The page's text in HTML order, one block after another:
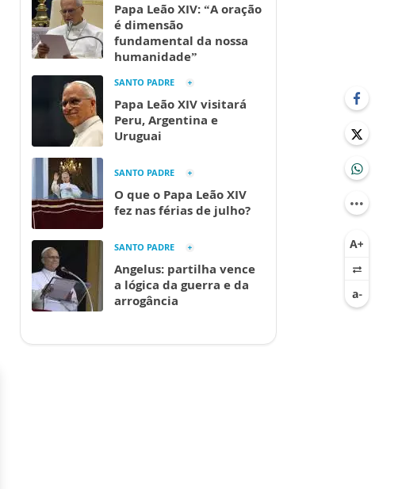
Papa Leão XIV: “A oração
é dimensão
fundamental da nossa
humanidade”
SANTO PADRE
Papa Leão XIV visitará
Peru, Argentina e
Uruguai
SANTO PADRE
O que o Papa Leão XIV
fez nas férias de julho?
SANTO PADRE
Angelus: partilha vence
a lógica da guerra e da
arrogância